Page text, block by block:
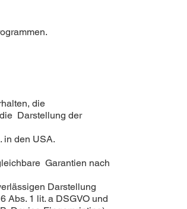
die
Darstellung der
in den USA.
Garantien nach
Darstellung
Abs. 1 lit. a DSGVO und